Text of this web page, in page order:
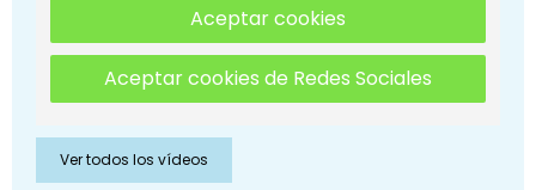
Aceptar cookies
Aceptar cookies de Redes Sociales
Ver todos los vídeos